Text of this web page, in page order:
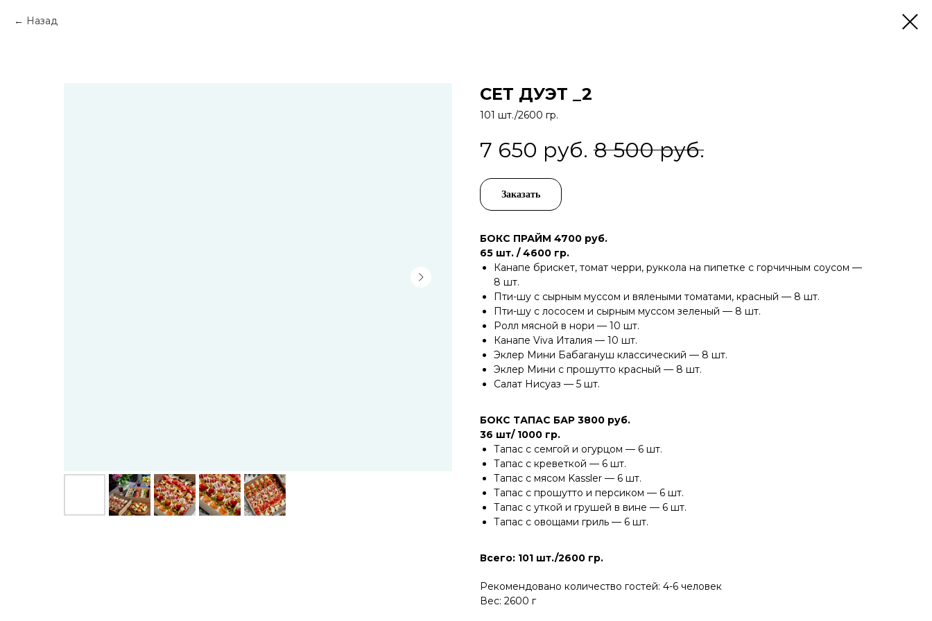
Назад
СЕТ ДУЭТ _2
101 шт./2600 гр.
7 650 руб. 8 500 руб.
Заказать
БОКС ПРАЙМ 4700 руб.
65 шт. / 4600 гр.
Канапе брискет, томат черри, руккола на пипетке с горчичным соусом —
8 шт.
Пти-шу с сырным муссом и вялеными томатами, красный — 8 шт.
Пти-шу с лососем и сырным муссом зеленый — 8 шт.
Ролл мясной в нори — 10 шт.
Канапе Viva Италия — 10 шт.
Эклер Мини Бабагануш классический — 8 шт.
Эклер Мини с прошутто красный — 8 шт.
Салат Нисуаз — 5 шт.
БОКС ТАПАС БАР 3800 руб.
36 шт/ 1000 гр.
Тапас с семгой и огурцом — 6 шт.
Тапас с креветкой — 6 шт.
Тапас с мясом Kassler — 6 шт.
Тапас с прошутто и персиком — 6 шт.
Тапас с уткой и грушей в вине — 6 шт.
Тапас с овощами гриль — 6 шт.
Всего: 101 шт./2600 гр.
Рекомендовано количество гостей: 4-6 человек
Вес: 2600 г